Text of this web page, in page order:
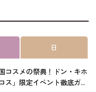
日
コスメの祭典！ドン・キホ
ス」限定イベント徹底ガ...